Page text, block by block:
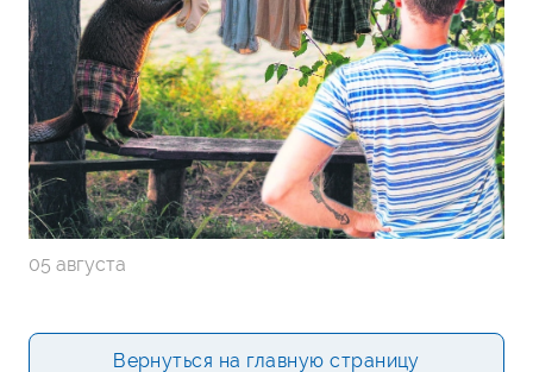
05 августа
Вернуться на главную страницу